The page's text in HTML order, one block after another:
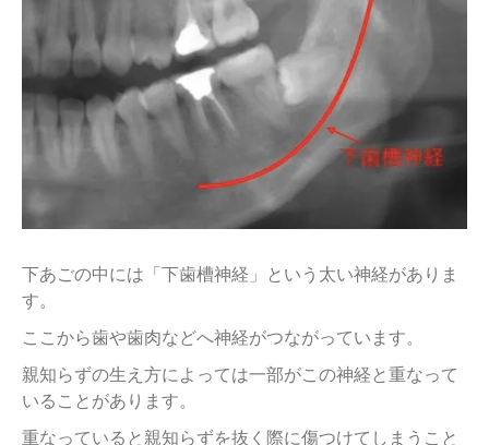
下あごの中には「下歯槽神経」という太い神経がありま
す。
ここから歯や歯肉などへ神経がつながっています。
親知らずの生え方によっては一部がこの神経と重なって
いることがあります。
重なっていると親知らずを抜く際に傷つけてしまうこと